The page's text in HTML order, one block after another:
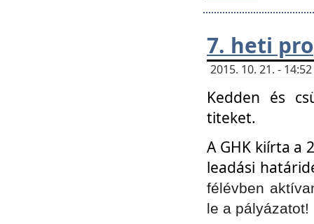
7. heti
2015. 10. 21. -
Kedden és
titeket.
A GHK kiírta a
leadási
félévben
le a pályázatot!